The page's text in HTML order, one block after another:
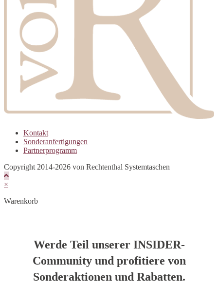
Kontakt
Sonderanfertigungen
Partnerprogramm
Copyright 2014-2026 von Rechtenthal Systemtaschen
×
Warenkorb
Werde Teil unserer INSIDER-
Community und profitiere von
Sonderaktionen und Rabatten.